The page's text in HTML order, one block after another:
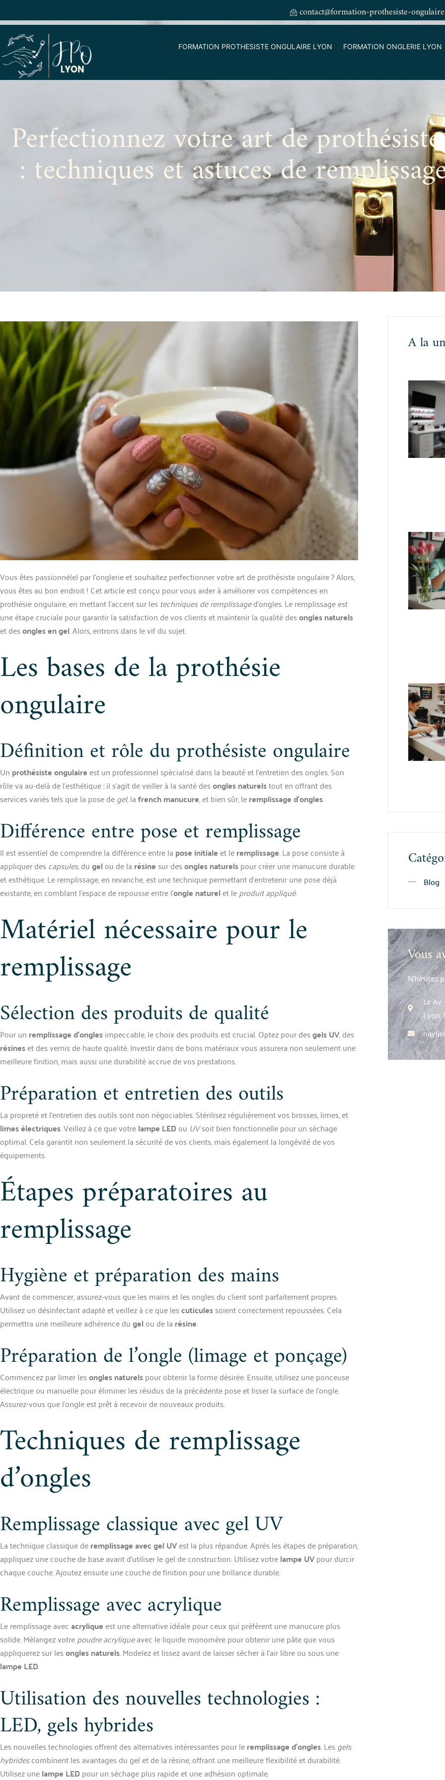
contact@formation-prothesiste-
FORMATION PROTHESISTE ONGULAIRE LYON FORMATION ONGLERIE LYON
Perfectionnez votre art de
: techniques et astuces de
Vous êtes passionné(e) par l’onglerie et souhaitez perfectionner votre art de prothésiste ongulaire ? Alors,
vous êtes au bon endroit ! Cet article est conçu pour vous aider à améliorer vos compétences en
prothésie ongulaire, en mettant l’accent sur les techniques de remplissaged’ongles. Le remplissage est
une étape cruciale pour garantir la satisfaction de vos clients et maintenir la qualité desongles naturels
et desongles en gel. Alors, entrons dans le vif du sujet.
Les bases de la prothésie
ongulaire
Définition et rôle du prothésiste ongulaire
Un prothésiste ongulaire est un professionnel spécialisé dans la beauté et l’entretien des ongles. Son
rôle va au-delà de l’esthétique ; il s’agit de veiller à la santé desongles naturelstout en offrant des
services variés tels que la pose degel, lafrench manucure, et bien sûr, leremplissage d’ongles.
Différence entre pose et remplissage
Il est essentiel de comprendre la différence entre la pose initiale et leremplissage. La pose consiste à
appliquer descapsules, dugel ou de la résine sur desongles naturelspour créer une manucure durable
et esthétique. Le remplissage, en revanche, est une technique permettant d’entretenir une pose déjà
existante, en comblant l’espace de repousse entre l’ongle naturel et leproduit appliqué.
Matériel nécessaire pour le
remplissage
Sélection des produits de qualité
Pour un remplissage d’onglesimpeccable, le choix des produits est crucial. Optez pour desgels UV, des
résineset des vernis de haute qualité. Investir dans de bons matériaux vous assurera non seulement une
meilleure finition, mais aussi une durabilité accrue de vos prestations.
Préparation et entretien des outils
La propreté et l’entretien des outils sont non négociables. Stérilisez régulièrement vos brosses, limes, et
limes électriques. Veillez à ce que votrelampe LEDou UVsoit bien fonctionnelle pour un séchage
optimal. Cela garantit non seulement la sécurité de vos clients, mais également la longévité de vos
équipements.
Étapes préparatoires au
remplissage
Hygiène et préparation des mains
Avant de commencer, assurez-vous que les mains et les ongles du client sont parfaitement propres.
Utilisez un désinfectant adapté et veillez à ce que lescuticulessoient correctement repoussées. Cela
permettra une meilleure adhérence dugel ou de la résine.
Préparation de l’ongle (limage et ponçage)
Commencez par limer lesongles naturelspour obtenir la forme désirée. Ensuite, utilisez une ponceuse
électrique ou manuelle pour éliminer les résidus de la précédente pose et lisser la surface de l’ongle.
Assurez-vous que l’ongle est prêt à recevoir de nouveaux produits.
Techniques de remplissage
d’ongles
Remplissage classique avec gel UV
La technique classique deremplissage avec gel UVest la plus répandue. Après les étapes de préparation,
appliquez une couche de base avant d’utiliser le gel de construction. Utilisez votrelampe UVpour durcir
chaque couche. Ajoutez ensuite une couche de finition pour une brillance durable.
Remplissage avec acrylique
Le remplissage avecacrylique est une alternative idéale pour ceux qui préfèrent une manucure plus
solide. Mélangez votrepoudre acryliqueavec le liquide monomère pour obtenir une pâte que vous
appliquerez sur lesongles naturels. Modelez et lissez avant de laisser sécher à l’air libre ou sous une
lampe LED.
Utilisation des nouvelles technologies :
LED, gels hybrides
Les nouvelles technologies offrent des alternatives intéressantes pour leremplissage d’ongles. Lesgels
hybridescombinent les avantages du gel et de la résine, offrant une meilleure flexibilité et durabilité.
Utilisez unelampe LEDpour un séchage plus rapide et une adhésion optimale.
A la
Blog
Vous
N’hésitez
14
Lyon,